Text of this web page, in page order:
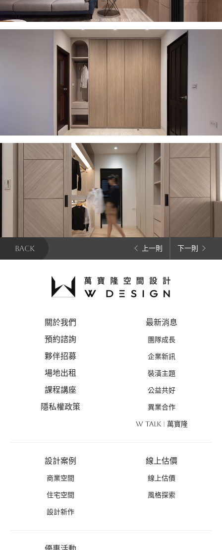
BACK 上一則 下一則
關於我們
預約諮詢
夥伴招募
場地出租
課程講座
隱私權政策
最新消息
團隊成長
企業新訊
裝潢主題
公益共好
異業合作
W TALK | 萬寶隆
設計案例
商業空間
住宅空間
設計新作
線上估價
線上估價
風格探索